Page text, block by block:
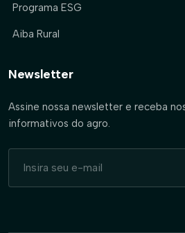
Programa ESG
Aiba Rural
Newsletter
Assine nossa newsletter e receba
informativos do agro.